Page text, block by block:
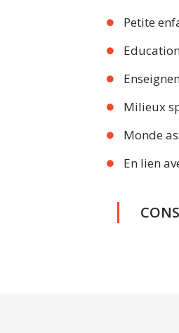
Petite
Milieux
Monde
En lien